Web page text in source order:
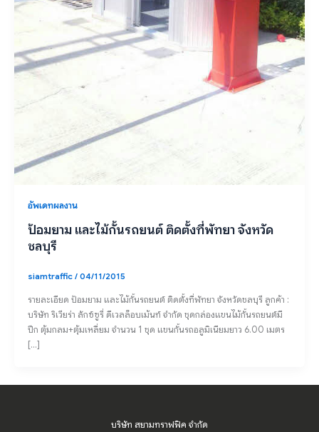
อัพเดทผลงาน
ป้อมยาม และไม้กั้นรถยนต์ ติดตั้งที่พัทยา จังหวัด
ชลบุรี
siamtraffic/04/11/2015
รายละเอียด ป้อมยาม และไม้กั้นรถยนต์ ติดตั้งที่พัทยา จังหวัดชลบุรี ลูกค้า :
บริษัท ริเวียร่า ลักซ์ซูรี่ ดีเวลล็อบเม้นท์ จำกัด ชุดกล่องแขนไม้กั้นรถยนต์มี
ปีก ตุ้มกลม+ตุ้มเหลี่ยม จำนวน 1 ชุด แขนกั้นรถอลูมิเนียมยาว 6.00 เมตร
[…]
บริษัท สยามทราฟฟิค จำกัด